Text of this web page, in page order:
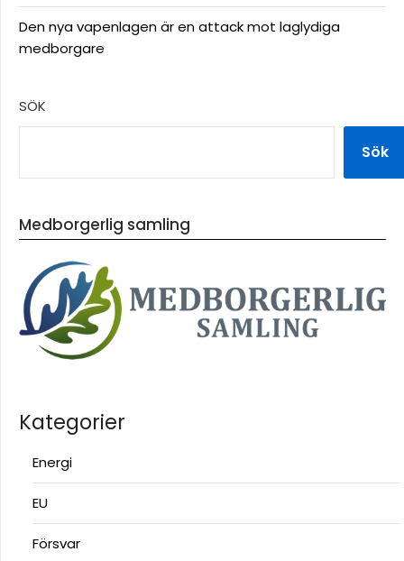
Den nya vapenlagen är en attack mot laglydiga
medborgare
SÖK
Sök
Medborgerlig samling
Kategorier
Energi
EU
Försvar